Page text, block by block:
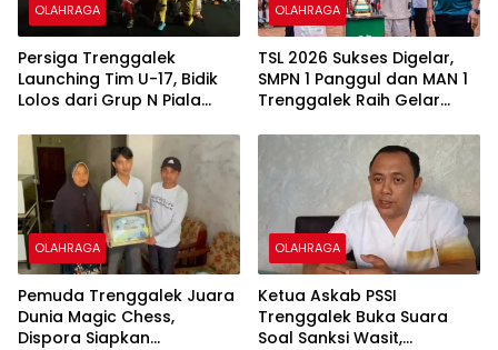
OLAHRAGA
Persiga Trenggalek
Launching Tim U-17, Bidik
Lolos dari Grup N Piala
OLAHRAGA
TSL 2026 Sukses Digelar,
SMPN 1 Panggul dan MAN 1
Trenggalek Raih Gelar
OLAHRAGA
Pemuda Trenggalek Juara
Dunia Magic Chess,
Dispora Siapkan
OLAHRAGA
Ketua Askab PSSI
Trenggalek Buka Suara
Soal Sanksi Wasit,